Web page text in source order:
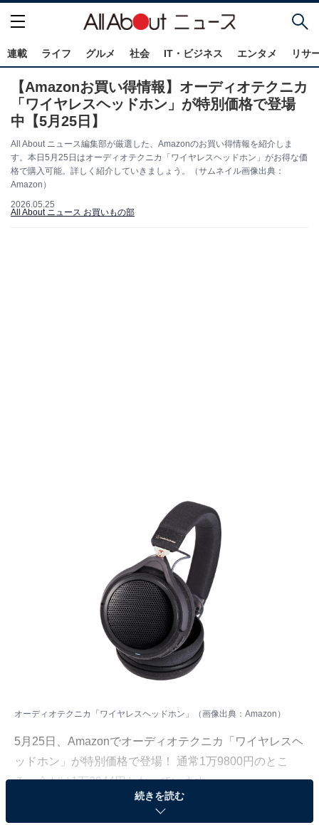
連載 ライフ グルメ 社会 IT・ビジネス エンタメ リサ
【Amazonお買い得情報】オーディオテクニカ
「ワイヤレスヘッドホン」が特別価格で登場
中【5月25日】
All About ニュース編集部が厳選した、Amazonのお買い得情報を紹介しま
す。本日5月25日はオーディオテクニカ「ワイヤレスヘッドホン」がお得な価
格で購入可能。詳しく紹介していきましょう。（サムネイル画像出典：
Amazon）
2026.05.25
All About ニュース お買いもの部
オーディオテクニカ「ワイヤレスヘッドホン」（画像出典：Amazon）
5月25日、Amazonでオーディオテクニカ「ワイヤレスヘ
ッドホン」が特別価格で登場！ 通常1万9800円のとこ
ろ、今だけ1万3944円となっています。
そのほかにも注目の商品がラインナップされているの
続きを読む